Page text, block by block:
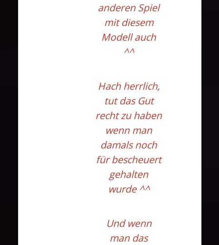
anderen Spiel
mit diesem
Modell auch
^^
Hach herrlich,
tut das Gut
recht zu haben
wenn man
damals noch
für bescheuert
gehalten
wurde ^^
Und wenn
man das